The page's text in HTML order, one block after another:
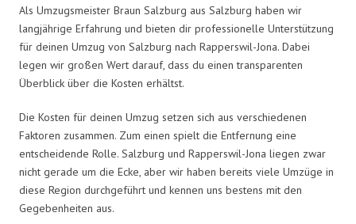
Als Umzugsmeister Braun Salzburg aus Salzburg haben wir
langjährige Erfahrung und bieten dir professionelle Unterstützung
für deinen Umzug von Salzburg nach Rapperswil-Jona. Dabei
legen wir großen Wert darauf, dass du einen transparenten
Überblick über die Kosten erhältst.
Die Kosten für deinen Umzug setzen sich aus verschiedenen
Faktoren zusammen. Zum einen spielt die Entfernung eine
entscheidende Rolle. Salzburg und Rapperswil-Jona liegen zwar
nicht gerade um die Ecke, aber wir haben bereits viele Umzüge in
diese Region durchgeführt und kennen uns bestens mit den
Gegebenheiten aus.